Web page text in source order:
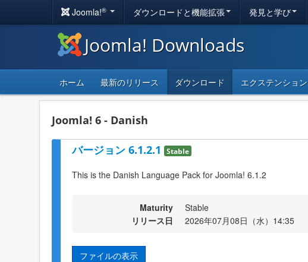
Joomla!® ダウンロードと機能拡張 発見と学び
Joomla! Downloads
ホーム 最新のリリース ダウンロード エクステンション
Joomla! 6 - Danish
バージョン 6.1.2.1 Stable
This is the Danish Language Pack for Joomla! 6.1.2
Maturity
Stable
リリース日
2026年07月08日（水）14:35
ファイルの表示